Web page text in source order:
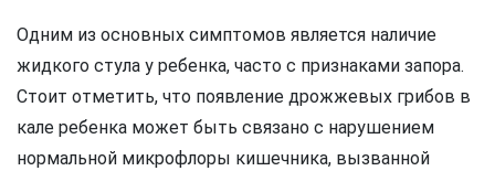
Одним из основных симптомов является наличие
жидкого стула у ребенка, часто с признаками запора.
Стоит отметить, что появление дрожжевых грибов в
кале ребенка может быть связано с нарушением
нормальной микрофлоры кишечника, вызванной